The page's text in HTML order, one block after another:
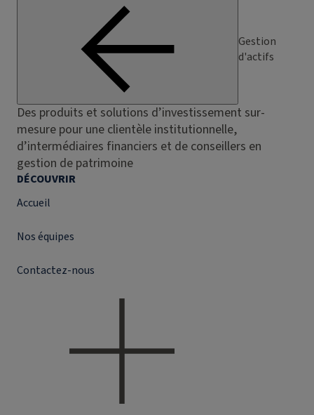
Gestion
d'actifs
Des produits et solutions d’investissement sur-
mesure pour une clientèle institutionnelle,
d’intermédiaires financiers et de conseillers en
gestion de patrimoine
DÉCOUVRIR
Accueil
Nos équipes
Contactez-nous